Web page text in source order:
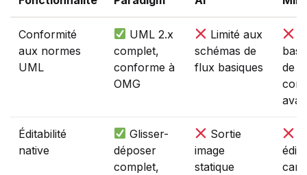
Conformité
aux normes
UML
UML 2.x
complet,
conforme à
OMG
Limité aux
schémas de
flux basiques
de
Éditabilité
native
Glisser-
déposer
complet,
Sortie
image
statique